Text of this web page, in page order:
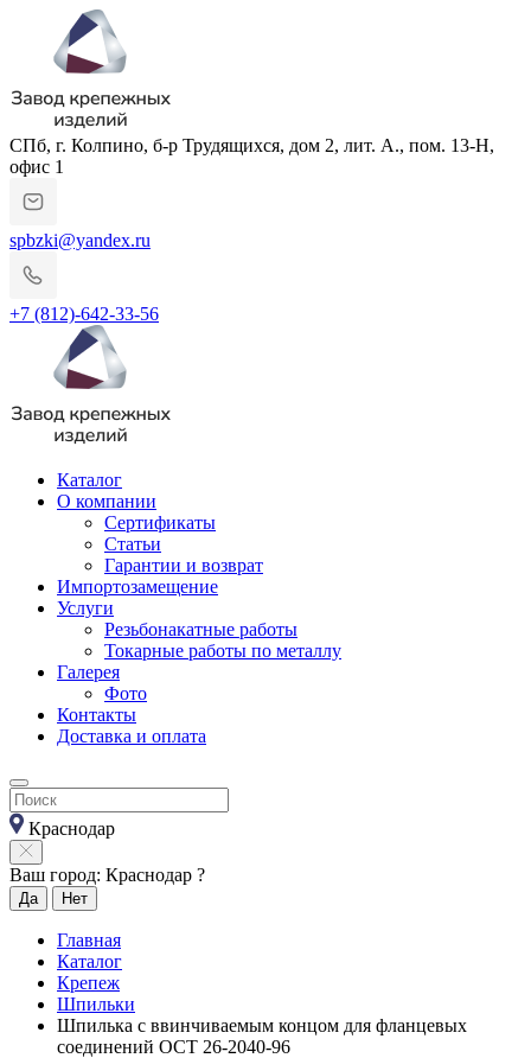
СПб, г. Колпино, б-р Трудящихся, дом 2, лит. А., пом. 13-Н,
офис 1
spbzki@yandex.ru
+7 (812)-642-33-56
Каталог
О компании
Сертификаты
Статьи
Гарантии и возврат
Импортозамещение
Услуги
Резьбонакатные работы
Токарные работы по металлу
Галерея
Фото
Контакты
Доставка и оплата
Краснодар
Ваш город: Краснодар ?
Да Нет
Главная
Каталог
Крепеж
Шпильки
Шпилька с ввинчиваемым концом для фланцевых
соединений ОСТ 26-2040-96